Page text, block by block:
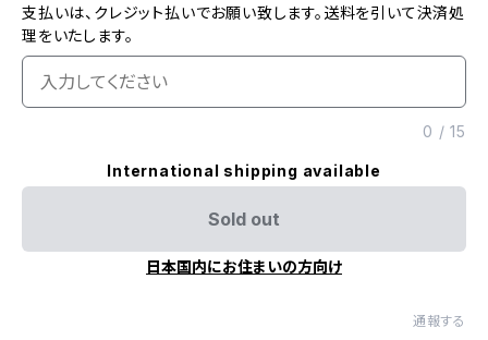
支払いは、クレジット払いでお願い致します。送料を引いて決済処
理をいたします。
0 /15
International shipping available
Sold out
日本国内にお住まいの方向け
通報する